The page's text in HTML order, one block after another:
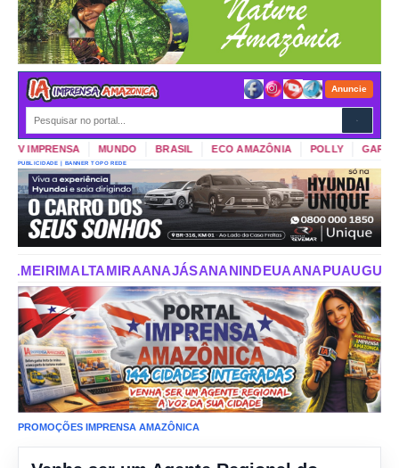
Anuncie
IMPRENSA MUNDO BRASIL ECO AMAZÔNIA POLLY GARIMPO
PUBLICIDADE | BANNER TOPO REDE
ANANINDEUAANAPUAUGUSTO CORRÊAAURORA
PROMOÇÕES IMPRENSA AMAZÔNICA